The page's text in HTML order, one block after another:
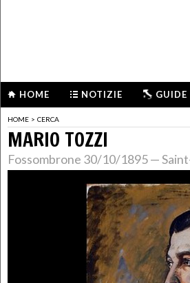
HOME NOTIZIE GUIDE
HOME > CERCA
MARIO TOZZI
Fossombrone 30/10/1895 —